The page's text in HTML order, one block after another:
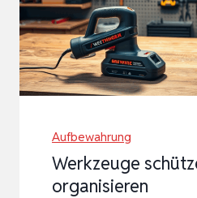
Aufbewahrung
Werkzeuge
organisieren